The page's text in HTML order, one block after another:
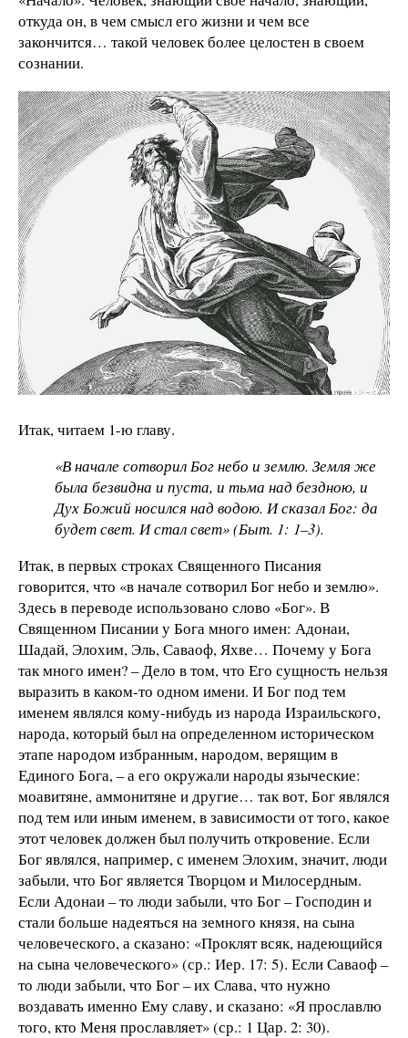
откуда он, в чем смысл его жизни и чем все
закончится… такой человек более целостен в своем
сознании.
Итак, читаем 1-ю главу.
«В начале сотворил Бог небо и землю. Земля же
была безвидна и пуста, и тьма над бездною, и
Дух Божий носился над водою. И сказал Бог: да
будет свет. И стал свет» (Быт. 1: 1–3).
Итак, в первых строках Священного Писания
говорится, что «в начале сотворил Бог небо и землю».
Здесь в переводе использовано слово «Бог». В
Священном Писании у Бога много имен: Адонаи,
Шадай, Элохим, Эль, Саваоф, Яхве… Почему у Бога
так много имен? – Дело в том, что Его сущность нельзя
выразить в каком-то одном имени. И Бог под тем
именем являлся кому-нибудь из народа Израильского,
народа, который был на определенном историческом
этапе народом избранным, народом, верящим в
Единого Бога, – а его окружали народы языческие:
моавитяне, аммонитяне и другие… так вот, Бог являлся
под тем или иным именем, в зависимости от того, какое
этот человек должен был получить откровение. Если
Бог являлся, например, с именем Элохим, значит, люди
забыли, что Бог является Творцом и Милосердным.
Если Адонаи – то люди забыли, что Бог – Господин и
стали больше надеяться на земного князя, на сына
человеческого, а сказано: «Проклят всяк, надеющийся
на сына человеческого» (ср.: Иер. 17: 5). Если Саваоф –
то люди забыли, что Бог – их Слава, что нужно
воздавать именно Ему славу, и сказано: «Я прославлю
того, кто Меня прославляет» (ср.: 1 Цар. 2: 30).